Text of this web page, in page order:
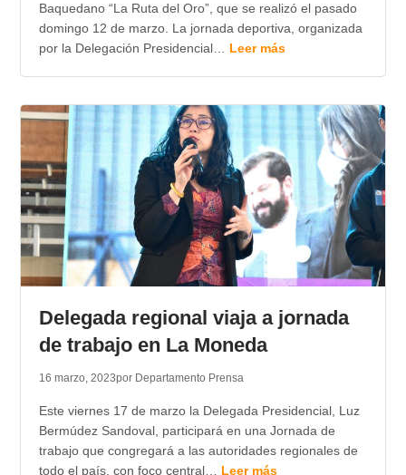
Baquedano “La Ruta del Oro”, que se realizó el pasado
domingo 12 de marzo. La jornada deportiva, organizada
por la Delegación Presidencial… Leer más
Delegada regional viaja a jornada
de trabajo en La Moneda
16 marzo, 2023por Departamento Prensa
Este viernes 17 de marzo la Delegada Presidencial, Luz
Bermúdez Sandoval, participará en una Jornada de
trabajo que congregará a las autoridades regionales de
todo el país, con foco central… Leer más